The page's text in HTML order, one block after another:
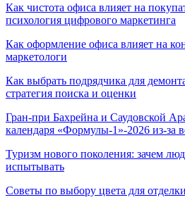
Как чистота офиса влияет на
психология цифрового маркетинга
Как оформление офиса влияет на
маркетологи
Как выбрать подрядчика для
стратегия поиска и оценки
Гран-при Бахрейна и Саудовской
календаря «Формулы-1»-2026 из-за
Туризм нового поколения: зачем
испытывать
Советы по выбору цвета для